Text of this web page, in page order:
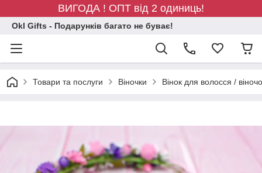
ВИГОДА ! ОПТ від 2 одиниць!
Okl Gifts - Подарунків багато не буває!
Товари та послуги Віночки Вінок для волосся /